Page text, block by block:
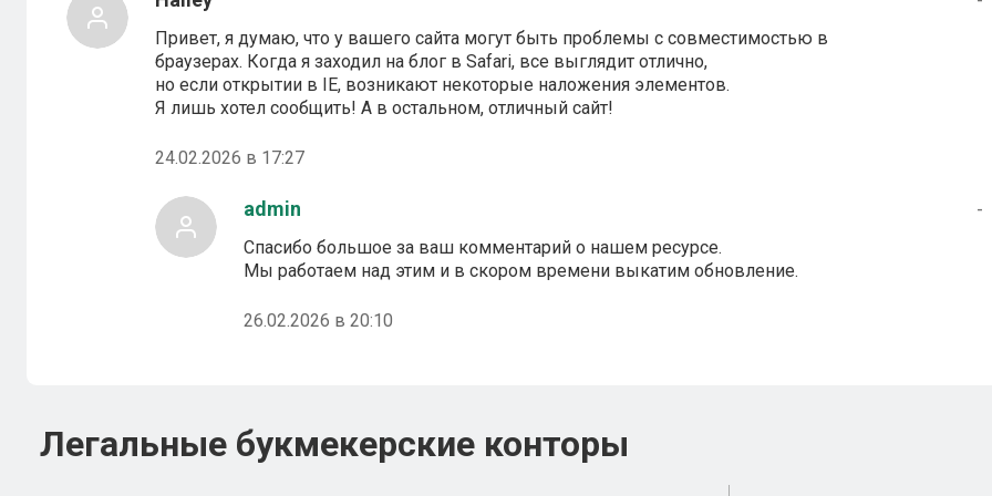
Привет, я думаю, что у вашего сайта могут быть проблемы с совместимостью в
браузерах. Когда я заходил на блог в Safari, все выглядит отлично,
но если открытии в IE, возникают некоторые наложения элементов.
Я лишь хотел сообщить! А в остальном, отличный сайт!
24.02.2026 в 17:27
admin -
Спасибо большое за ваш комментарий о нашем ресурсе.
Мы работаем над этим и в скором времени выкатим обновление.
26.02.2026 в 20:10
Легальные букмекерские конторы